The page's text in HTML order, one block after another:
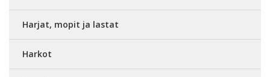
Harjat, mopit ja lastat
Harkot